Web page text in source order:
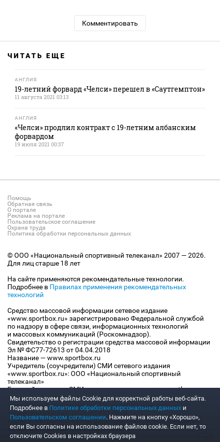
Комментировать
ЧИТАТЬ ЕЩЕ
АНГЛИЯ
19-летний форвард «Челси» перешел в «Саутгемптон»
11 августа 2021 03:13
АНГЛИЯ
«Челси» продлил контракт с 19-летним албанским
форвардом
19 июля 2021 00:37
Помощь
Обратная связь
О портале
Реклама на портале
Пользовательское соглашение
Охрана труда
Политика обработки персональных данных
© ООО «Национальный спортивный телеканал» 2007 — 2026.
Для лиц старше 18 лет
На сайте применяются рекомендательные технологии.
Подробнее в Правилах применения рекомендательных
технологий
Средство массовой информации сетевое издание
«www.sportbox.ru» зарегистрировано Федеральной службой
по надзору в сфере связи, информационных технологий
и массовых коммуникаций (Роскомнадзор).
Свидетельство о регистрации средства массовой информации
Эл № ФС77-72613 от 04.04.2018
Название — www.sportbox.ru
Учредитель (соучредители) СМИ сетевого издания
«www.sportbox.ru»: ООО «Национальный спортивный
телеканал»
Главный редактор СМИ сетевого издания «www.sportbox.ru»:
Конов В.А.
Номер телефона редакции СМИ сетевого издания
«www.sportbox.ru»: +7 (495) 653 8419
Адрес электронной почты редакции СМИ сетевого издания
«www.sportbox.ru»: editor@sportbox.ru
Мы используем файлы Сookie для корректной работы веб-сайта.
Подробнее в Политике обработки персональных данных и
Пользовательском соглашении. Нажмите на кнопку «Хорошо»,
если Вы согласны на использование файлов cookie. Если нет, то
отключите Cookies в настройках браузера